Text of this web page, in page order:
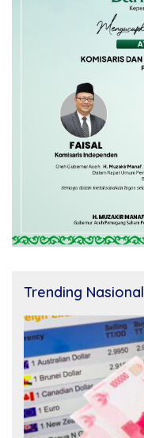
Trending Nasional